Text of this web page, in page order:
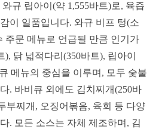
규 립아이(약 1,555바트)로, 육즙
이 일품입니다. 와규 비프 텅(소
주문 메뉴로 언급될 만큼 인기가
닭 넓적다리(350바트), 립아이
메뉴의 중심을 이루며, 모두 숯불
. 바비큐 외에도 김치찌개(250바
부찌개, 오징어볶음, 육회 등 다양
. 모든 소스는 자체 제조하며, 김